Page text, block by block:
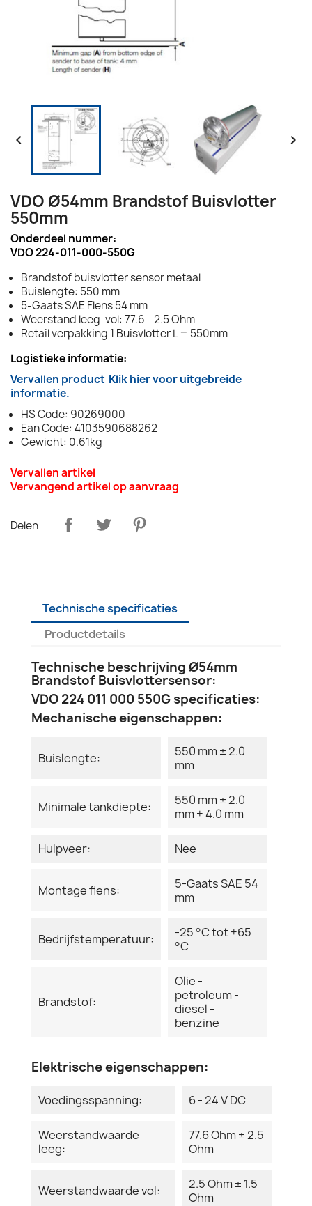
 
VDO Ø54mm Brandstof Buisvlotter
550mm
Onderdeel nummer:
VDO 224-011-000-550G
Brandstof buisvlotter sensor metaal
Buislengte: 550 mm
5-Gaats SAE Flens 54 mm
Weerstand leeg-vol: 77.6 - 2.5 Ohm
Retail verpakking 1 Buisvlotter L = 550mm
Logistieke informatie:
Vervallen product Klik hier voor uitgebreide
informatie.
HS Code: 90269000
Ean Code: 4103590688262
Gewicht: 0.61kg
Vervallen artikel
Vervangend artikel op aanvraag
Delen
Technische specificaties
Productdetails
Technische beschrijving Ø54mm
Brandstof Buisvlottersensor:
VDO 224 011 000 550G specificaties:
Mechanische eigenschappen:
Buislengte:
550 mm ± 2.0
mm
Minimale tankdiepte:
550 mm ± 2.0
mm + 4.0 mm
Hulpveer: Nee
Montage flens:
5-Gaats SAE 54
mm
Bedrijfstemperatuur:
-25 °C tot +65
°C
Brandstof:
Olie -
petroleum -
diesel -
benzine
Elektrische eigenschappen:
Voedingsspanning: 6 - 24 V DC
Weerstandwaarde
leeg:
77.6 Ohm ± 2.5
Ohm
Weerstandwaarde vol:
2.5 Ohm ± 1.5
Ohm